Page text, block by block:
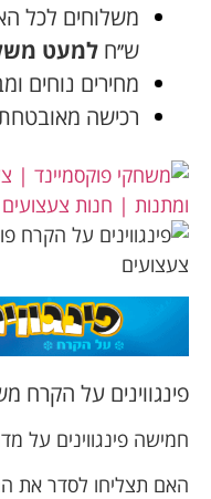
ש׳׳ח למעט
מחירים נוחים
רכישה
פינגווינים על הקרח
חמישה פינגווינים על
האם תצליחו לסדר את